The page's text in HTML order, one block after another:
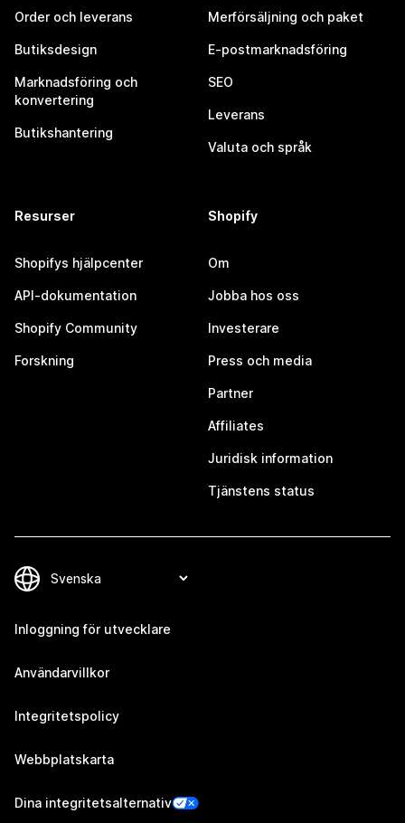
Order och leverans
Butiksdesign
Marknadsföring och
konvertering
Butikshantering
Merförsäljning och paket
E-postmarknadsföring
SEO
Leverans
Valuta och språk
Resurser
Shopifys hjälpcenter
API-dokumentation
Shopify Community
Forskning
Shopify
Om
Jobba hos oss
Investerare
Press och media
Partner
Affiliates
Juridisk information
Tjänstens status
Inloggning för utvecklare
Användarvillkor
Integritetspolicy
Webbplatskarta
Dina integritetsalternativ